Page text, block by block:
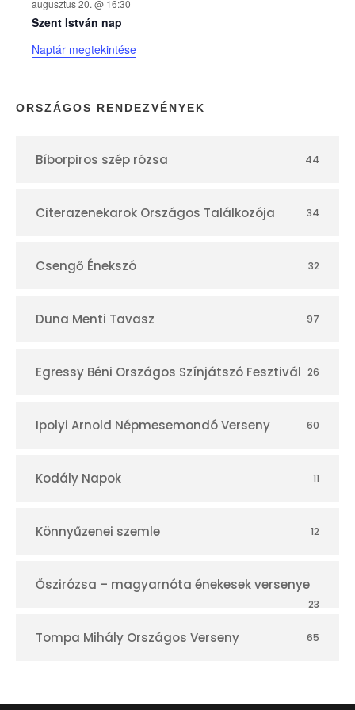
n
a
p
r
augusztus 20. @ 16:30
Szent István nap
Naptár megtekintése
ORSZÁGOS RENDEZVÉNYEK
Bíborpiros szép rózsa 44
Citerazenekarok Országos Találkozója 34
Csengő Énekszó 32
Duna Menti Tavasz 97
Egressy Béni Országos Színjátszó Fesztivál 26
Ipolyi Arnold Népmesemondó Verseny 60
Kodály Napok 11
Könnyűzenei szemle 12
Őszirózsa – magyarnóta énekesek versenye
23
Tompa Mihály Országos Verseny 65